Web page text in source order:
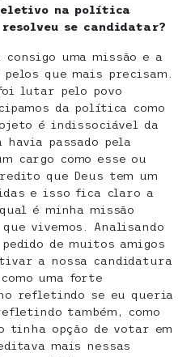
eletivo na política
se candidatar?
consigo uma missão e a
que mais precisam.
lutar pelo povo
da política como
é indissociável da
passado pela
cargo como esse ou
que Deus tem um
e isso fica claro a
é minha missão
vivemos. Analisando
de muitos amigos
a nossa candidatura
uma forte
refletindo se eu queria
também, como
tinha opção de votar em
mais nessas